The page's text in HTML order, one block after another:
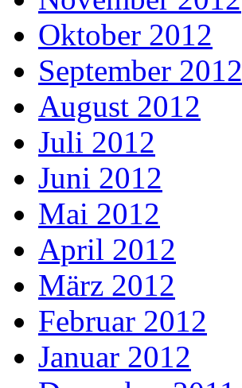
Oktober 2012
September 2012
August 2012
Juli 2012
Juni 2012
Mai 2012
April 2012
März 2012
Februar 2012
Januar 2012